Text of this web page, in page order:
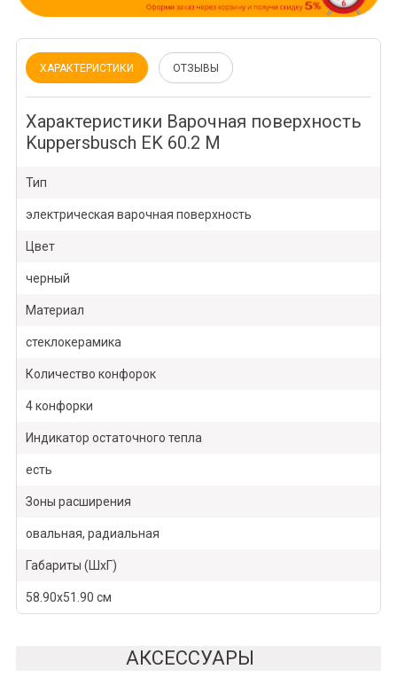
ХАРАКТЕРИСТИКИ ОТЗЫВЫ
Характеристики Варочная поверхность
Kuppersbusch EK 60.2 M
Тип
электрическая варочная поверхность
Цвет
черный
Материал
стеклокерамика
Количество конфорок
4 конфорки
Индикатор остаточного тепла
есть
Зоны расширения
овальная, радиальная
Габариты (ШхГ)
58.90х51.90 см
АКСЕССУАРЫ